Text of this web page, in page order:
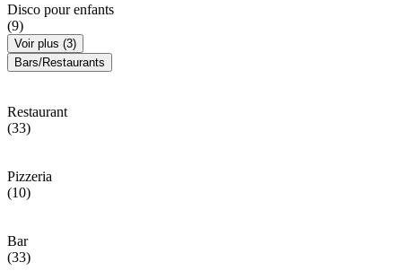
Disco pour enfants
(9)
Voir plus (3)
Bars/Restaurants
Restaurant
(33)
Pizzeria
(10)
Bar
(33)